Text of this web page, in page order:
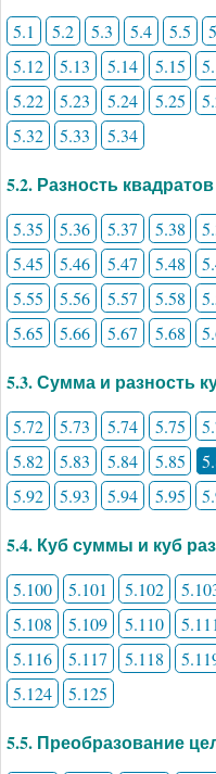
5.1 5.2 5.3 5.4 5.5
5.12
5.13 5.14 5.15
5.22
5.23 5.24 5.25
5.32
5.33 5.34
5.2. Разность
5.35 5.36 5.37 5.38
5.45
5.46 5.47 5.48
5.55
5.56 5.57 5.58
5.65
5.66 5.67 5.68
5.3. Сумма и разность
5.72 5.73 5.74 5.75
5.82
5.83 5.84 5.85
5.92
5.93 5.94 5.95
5.4. Куб суммы и куб
5.100 5.101 5.102
5.108
5.109 5.110 5.111
5.116
5.117 5.118
5.124
5.125
5.5. Преобразование